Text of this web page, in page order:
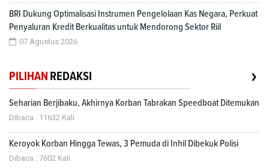
BRI Dukung Optimalisasi Instrumen Pengelolaan Kas Negara, Perkuat
Penyaluran Kredit Berkualitas untuk Mendorong Sektor Riil
07 Agustus 2026
PILIHAN REDAKSI ›
Seharian Berjibaku, Akhirnya Korban Tabrakan Speedboat Ditemukan
Dibaca : 11632 Kali
Keroyok Korban Hingga Tewas, 3 Pemuda di Inhil Dibekuk Polisi
Dibaca : 7602 Kali